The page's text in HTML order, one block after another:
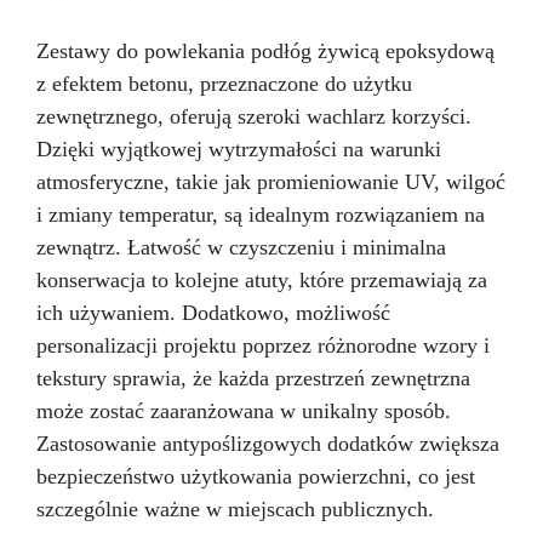
Zestawy do powlekania podłóg żywicą epoksydową
z efektem betonu, przeznaczone do użytku
zewnętrznego, oferują szeroki wachlarz korzyści.
Dzięki wyjątkowej wytrzymałości na warunki
atmosferyczne, takie jak promieniowanie UV, wilgoć
i zmiany temperatur, są idealnym rozwiązaniem na
zewnątrz. Łatwość w czyszczeniu i minimalna
konserwacja to kolejne atuty, które przemawiają za
ich używaniem. Dodatkowo, możliwość
personalizacji projektu poprzez różnorodne wzory i
tekstury sprawia, że każda przestrzeń zewnętrzna
może zostać zaaranżowana w unikalny sposób.
Zastosowanie antypoślizgowych dodatków zwiększa
bezpieczeństwo użytkowania powierzchni, co jest
szczególnie ważne w miejscach publicznych.